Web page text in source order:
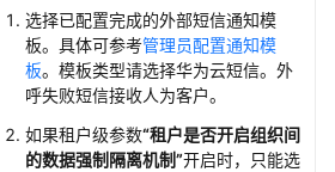
选择已配置完成的外部短信通知模
板。具体可参考管理员配置通知模
板。模板类型请选择华为云短信。外
呼失败短信接收人为客户。
如果租户级参数“租户是否开启组织间
的数据强制隔离机制”开启时，只能选